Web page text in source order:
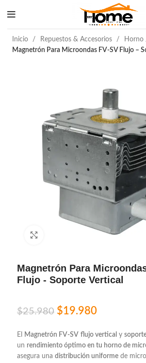
Inicio Repuestos & Accesorios
Horno
Magnetrón Para Microondas FV-SV Flujo –
Magnetrón Para
Flujo - Soporte Vertical
$25.980 $19.980
El Magnetrón FV-SV flujo vertical y
un rendimiento óptimo en tu horno de
asegura una distribución uniforme de